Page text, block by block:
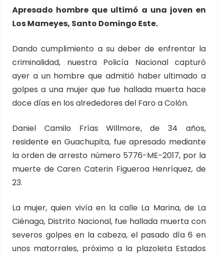
Apresado hombre que ultimó a una joven en
Los Mameyes, Santo Domingo Este.
Dando cumplimiento a su deber de enfrentar la
criminalidad, nuestra Policía Nacional capturó
ayer a un hombre que admitió haber ultimado a
golpes a una mujer que fue hallada muerta hace
doce días en los alrededores del Faro a Colón.
Daniel Camilo Frías Willmore, de 34 años,
residente en Guachupita, fue apresado mediante
la orden de arresto número 5776-ME-2017, por la
muerte de Caren Caterin Figueroa Henríquez, de
23.
La mujer, quien vivía en la calle La Marina, de La
Ciénaga, Distrito Nacional, fue hallada muerta con
severos golpes en la cabeza, el pasado día 6 en
unos matorrales, próximo a la plazoleta Estados